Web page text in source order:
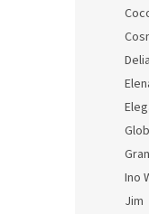
Delia
Ino
Jim